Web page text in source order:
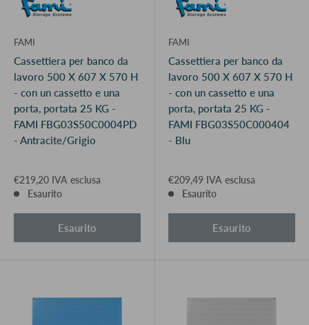
FAMI
Cassettiera per banco da
lavoro 500 X 607 X 570 H
- con un cassetto e una
porta, portata 25 KG -
FAMI FBG03S50C0004PD
- Antracite/Grigio
€219,20 IVA esclusa
Esaurito
Esaurito
FAMI
Cassettiera per banco da
lavoro 500 X 607 X 570 H
- con un cassetto e una
porta, portata 25 KG -
FAMI FBG03S50C000404
- Blu
€209,49 IVA esclusa
Esaurito
Esaurito